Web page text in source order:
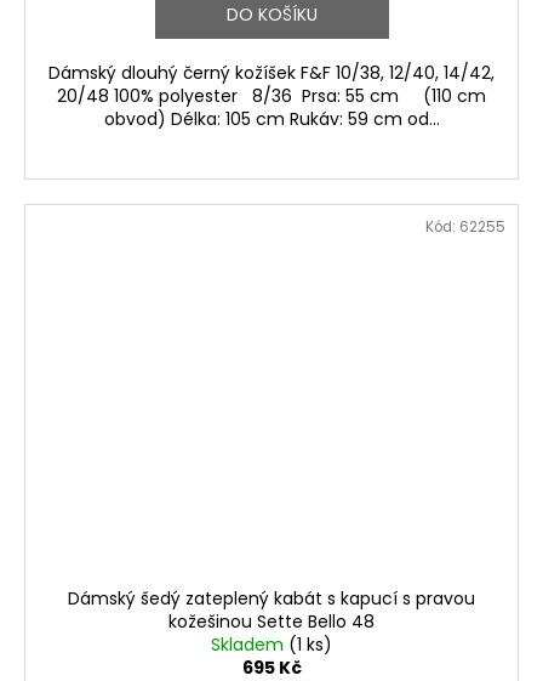
DO KOŠÍKU
Dámský dlouhý černý kožíšek F&F 10/38, 12/40, 14/42,
20/48 100% polyester 8/36 Prsa: 55 cm (110 cm
obvod) Délka: 105 cm Rukáv: 59 cm od...
Dámský šedý zateplený kabát s kapucí s pravou
kožešinou Sette Bello 48
Skladem (1 ks)
695 Kč
Kód: 62255